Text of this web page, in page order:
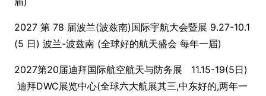
2027 第 78 届波兰(波兹南)国际宇航大会暨展 9.27-10.1
(5 日) 波兰-波兹南 (全球好的航天盛会 每年一届)
2027第20届迪拜国际航空航天与防务展 11.15-19(5日)
迪拜DWC展览中心(全球六大航展其三,中东好的,两年一